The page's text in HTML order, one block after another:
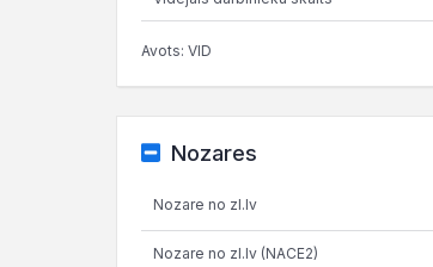
Avots: VID
Nozares
Nozare no zl.lv
Nozare no zl.lv (NACE2)